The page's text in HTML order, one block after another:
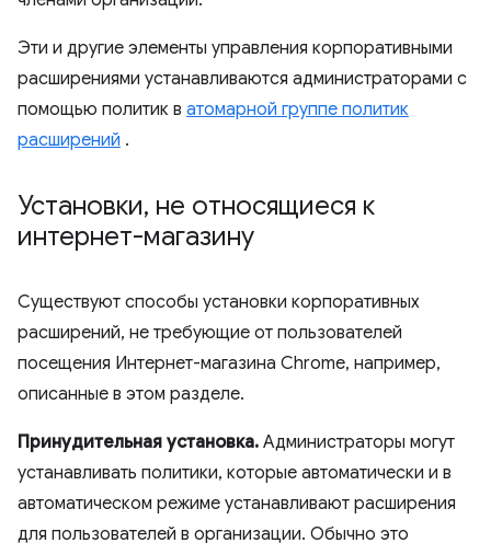
Эти и другие элементы управления корпоративными
расширениями устанавливаются администраторами с
помощью политик в атомарной группе политик
расширений .
Установки, не относящиеся к
интернет-магазину
Существуют способы установки корпоративных
расширений, не требующие от пользователей
посещения Интернет-магазина Chrome, например,
описанные в этом разделе.
Принудительная установка. Администраторы могут
устанавливать политики, которые автоматически и в
автоматическом режиме устанавливают расширения
для пользователей в организации. Обычно это